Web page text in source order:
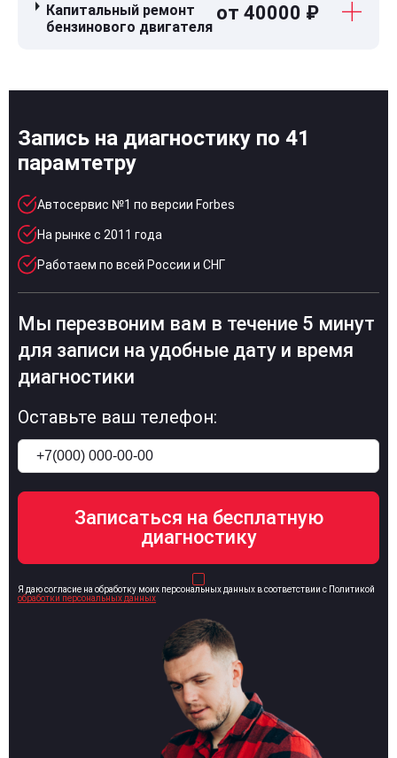
Капитальный ремонт
бензинового двигателя
от 40000 ₽
Запись на диагностику по 41
парамтетру
Автосервис №1 по версии Forbes
На рынке с 2011 года
Работаем по всей России и СНГ
Мы перезвоним вам в течение 5 минут
для записи на удобные дату и время
диагностики
Оставьте ваш телефон:
Я даю согласие на обработку моих персональных данных в соответствии с Политикой
обработки персональных данных